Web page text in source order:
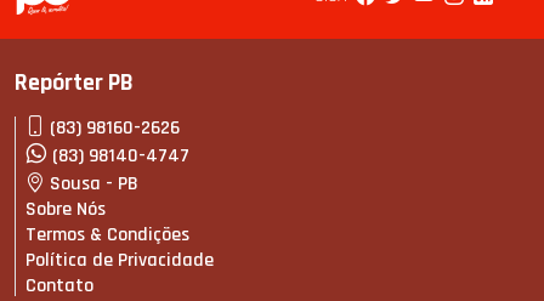
Repórter PB
(83) 98160-2626
(83) 98140-4747
Sousa - PB
Sobre Nós
Termos & Condições
Política de Privacidade
Contato